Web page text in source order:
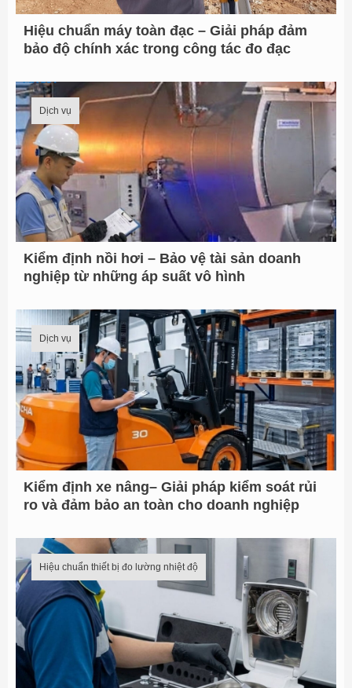
Hiệu chuẩn máy toàn đạc – Giải pháp đảm
bảo độ chính xác trong công tác đo đạc
Dịch vụ
Kiểm định nồi hơi – Bảo vệ tài sản doanh
nghiệp từ những áp suất vô hình
Dịch vụ
Kiểm định xe nâng– Giải pháp kiểm soát rủi
ro và đảm bảo an toàn cho doanh nghiệp
Hiệu chuẩn thiết bị đo lường nhiệt độ